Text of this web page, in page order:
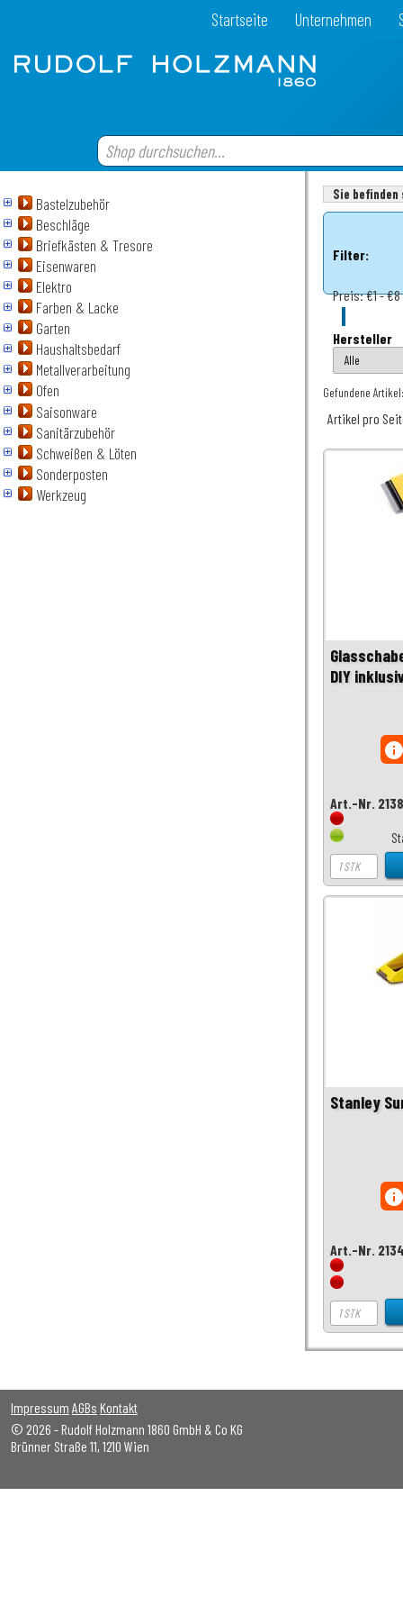
Startseite Unternehmen
Bastelzubehör
Beschläge
Briefkästen & Tresore
Eisenwaren
Elektro
Farben & Lacke
Garten
Haushaltsbedarf
Metallverarbeitung
Ofen
Saisonware
Sanitärzubehör
Schweißen & Löten
Sonderposten
Werkzeug
Sie
Filter:
Preis:€1 - €8
Hersteller
Gefundene
Artikel pro
DIY
Art.-Nr.
Stanley
Art.-Nr.
Impressum AGBs Kontakt
© 2026 - Rudolf Holzmann 1860 GmbH & Co KG
Brünner Straße 11, 1210 Wien